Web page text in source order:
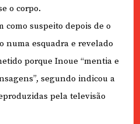
o corpo.
como suspeito depois de o
numa esquadra e revelado
porque Inoue “mentia e
segundo indicou a
pela televisão